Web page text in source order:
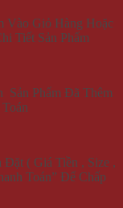
Vào Giỏ Hàng Hoặc
Tiết Sản Phẩm
Sản Phẩm Đã Thêm
Đặt ( Giá Tiền , Size ,
Toán” Để Chấp